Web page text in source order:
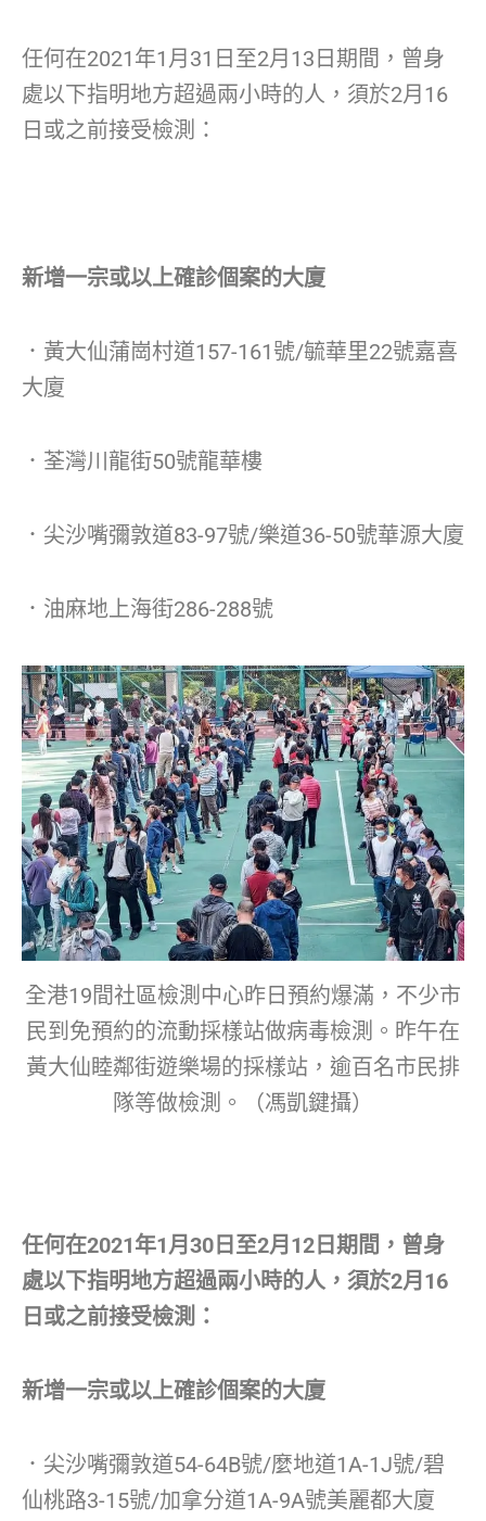
任何在2021年1月31日至2月13日期間，曾身
處以下指明地方超過兩小時的人，須於2月16
日或之前接受檢測：
新增一宗或以上確診個案的大廈
．黃大仙蒲崗村道157-161號/毓華里22號嘉喜
大廈
．荃灣川龍街50號龍華樓
．尖沙嘴彌敦道83-97號/樂道36-50號華源大廈
．油麻地上海街286-288號
全港19間社區檢測中心昨日預約爆滿，不少市
民到免預約的流動採樣站做病毒檢測。昨午在
黃大仙睦鄰街遊樂場的採樣站，逾百名市民排
隊等做檢測。（馮凱鍵攝）
任何在2021年1月30日至2月12日期間，曾身
處以下指明地方超過兩小時的人，須於2月16
日或之前接受檢測：
新增一宗或以上確診個案的大廈
．尖沙嘴彌敦道54-64B號/麼地道1A-1J號/碧
仙桃路3-15號/加拿分道1A-9A號美麗都大廈